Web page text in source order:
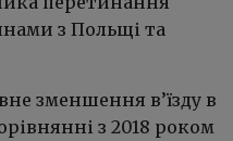
з Польщі та
зменшення в’їзду в
з 2018 роком